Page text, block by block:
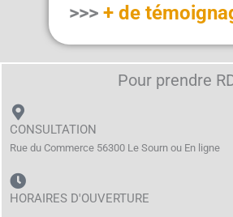
>>> + de
Pour prendre
CONSULTATION
Rue du Commerce 56300 Le Sourn ou En ligne
HORAIRES D'OUVERTURE